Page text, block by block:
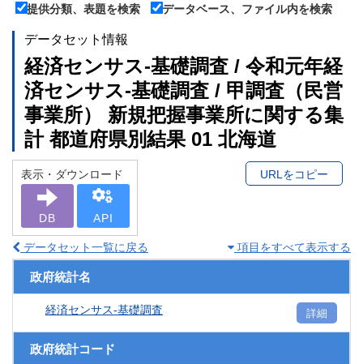
提供分類、表題を検索
データベース、ファイル内を検索
データセット情報
経済センサス‐基礎調査 / 令和元年経
済センサス‐基礎調査 / 甲調査（民営
事業所） 新規把握事業所に関する集
計 都道府県別結果 01 北海道
表示・ダウンロード
DB API
URLをコピー
データセット一覧に戻る 項目をすべて表示する
政府統計名
経済センサス‐基礎調査 詳細
政府統計コード